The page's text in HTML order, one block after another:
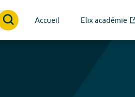
Accueil Elix académie